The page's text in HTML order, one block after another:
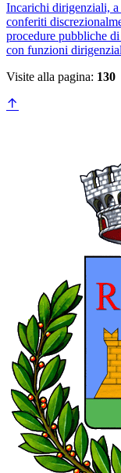
Incarichi dirigenziali,
conferiti
procedure pubbliche
con funzioni
Visite alla pagina: 130